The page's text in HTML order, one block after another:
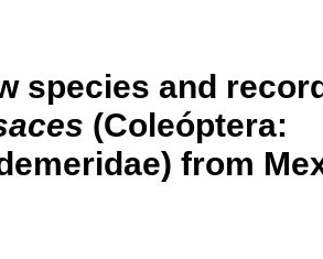
species and
(Coleóptera:
from